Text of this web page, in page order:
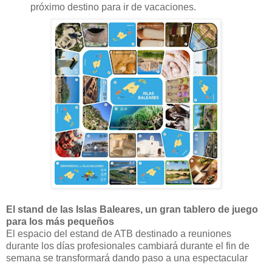
próximo destino para ir de vacaciones.
El stand de las Islas Baleares, un gran tablero de juego
para los más pequeños
El espacio del estand de ATB destinado a reuniones
durante los días profesionales cambiará durante el fin de
semana se transformará dando paso a una espectacular